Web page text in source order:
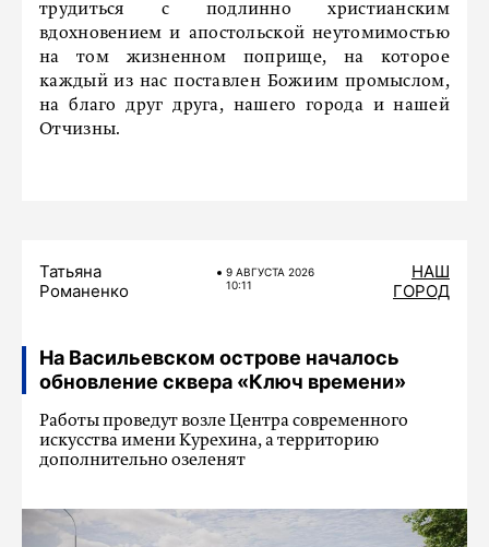
трудиться с подлинно христианским
вдохновением и апостольской неутомимостью
на том жизненном поприще, на которое
каждый из нас поставлен Божиим промыслом,
на благо друг друга, нашего города и нашей
Отчизны.
Татьяна
Романенко
9 АВГУСТА 2026
10:11
НАШ
ГОРОД
На Васильевском острове началось
обновление сквера «Ключ времени»
Работы проведут возле Центра современного
искусства имени Курехина, а территорию
дополнительно озеленят